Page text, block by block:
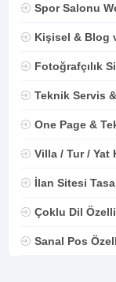
Spor Salonu
Kişisel & Blog
Fotoğrafçılık
Teknik Servis
One Page &
Villa / Tur / Yat
İlan Sitesi
Çoklu Dil
Sanal Pos